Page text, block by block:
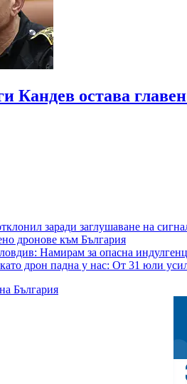
Кандев остава
заради заглушаване на
дронове към България
Намирам за опасна
дрон падна у нас: От 31 юли
България